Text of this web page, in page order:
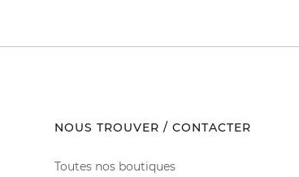
NOUS TROUVER / CONTACTER
Toutes nos boutiques